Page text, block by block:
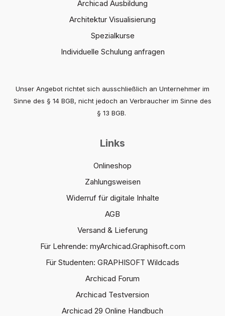
Archicad Ausbildung
Architektur Visualisierung
Spezialkurse
Individuelle Schulung anfragen
Unser Angebot richtet sich ausschließlich an Unternehmer im
Sinne des § 14 BGB, nicht jedoch an Verbraucher im Sinne des
§ 13 BGB.
Links
Onlineshop
Zahlungsweisen
Widerruf für digitale Inhalte
AGB
Versand & Lieferung
Für Lehrende: myArchicad.Graphisoft.com
Für Studenten: GRAPHISOFT Wildcads
Archicad Forum
Archicad Testversion
Archicad 29 Online Handbuch